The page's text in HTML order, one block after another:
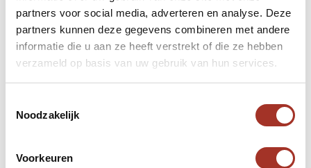
partners voor social media, adverteren en analyse. Deze
partners kunnen deze gegevens combineren met andere
informatie die u aan ze heeft verstrekt of die ze hebben
verzameld op basis van uw gebruik van hun services.
Noodzakelijk
Voorkeuren
8. Chora Museum
Het Chora Museum, ook bekend als Kariye
Museum, is een verborgen juweel in Istanbul. Het
staat bekend om zijn verbluffende Byzantijnse
mozaïeken en fresco’s die de muren en koepels
van de voormalige kerk sieren. Een bezoek aan dit
museum is een kans om de prachtige kunstwerken